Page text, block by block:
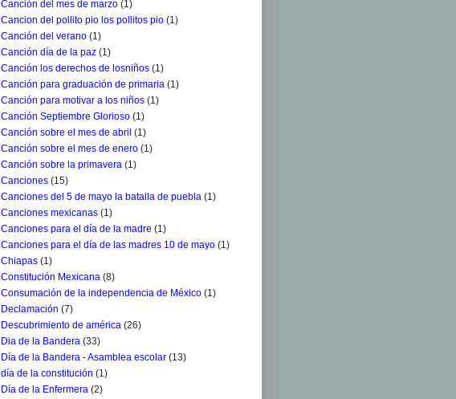
Canción del mes de marzo (1)
Cancion del pollito pio los pollitos pio (1)
Canción del verano (1)
Canción día de la paz (1)
Canción los derechos de losniños (1)
Canción para graduación de primaria (1)
Canción para motivar a los niños (1)
Canción Septiembre Glorioso (1)
Canción sobre el mes de abril (1)
Canción sobre el mes de enero (1)
Canción sobre la primavera (1)
Canciones (15)
Canciones del 5 de mayo la batalla de puebla (1)
Canciones mexicanas (1)
Canciones para el día de la madre (1)
Canciones para el día de las madres 10 de mayo (1)
Chiapas (1)
Constitución Mexicana (8)
Consumación de la independencia de México (1)
Declamación (7)
Descubrimiento de américa (26)
Dia de la Bandera (33)
Día de la Bandera - Asamblea escolar (13)
día de la constitución (1)
Día de la Enfermera (2)